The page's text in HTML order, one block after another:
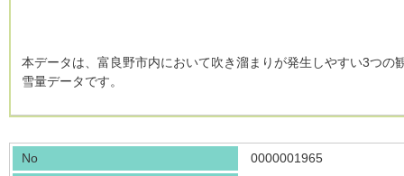
本データは、富良野市内において吹き溜まりが発生しやすい3つ
雪量データです。
No
0000001965